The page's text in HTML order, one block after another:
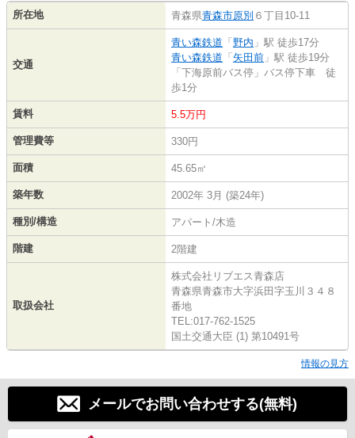
所在地 青森県青森市原別 ６丁目10-11
交通
青い森鉄道 「 野内 」駅 徒歩17分
青い森鉄道 「 矢田前 」駅 徒歩19分
「下海原前バス停」バス停下車 徒
歩1分
賃料 5.5万円
管理費等 330円
面積 45.65㎡
築年数 2002年 3月 (築24年)
種別/構造 アパート/木造
階建 2階建
取扱会社
株式会社リブエス青森店
青森県青森市大字浜田字玉川３４８
番地
TEL:017-762-1525
国土交通大臣 (1) 第10491号
情報の見方
メールでお問い合わせする(無料)